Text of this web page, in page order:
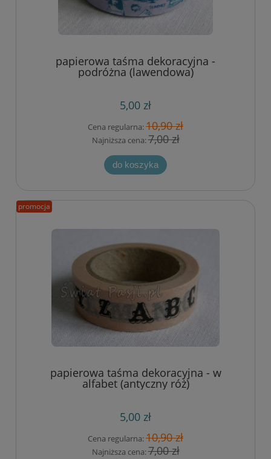
papierowa taśma dekoracyjna -
podróżna (lawendowa)
5,00 zł
Cena regularna:10,90 zł
Najniższa cena:7,00 zł
do koszyka
papierowa taśma dekoracyjna - w
alfabet (antyczny róż)
5,00 zł
Cena regularna:10,90 zł
Najniższa cena:7,00 zł
promocja